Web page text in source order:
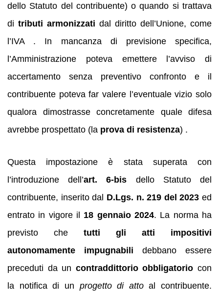
dello Statuto del contribuente) o quando si trattava
di tributi armonizzati dal diritto dell’Unione, come
l’IVA . In mancanza di previsione specifica,
l’Amministrazione poteva emettere l’avviso di
accertamento senza preventivo confronto e il
contribuente poteva far valere l’eventuale vizio solo
qualora dimostrasse concretamente quale difesa
avrebbe prospettato (la prova di resistenza) .
Questa impostazione è stata superata con
l’introduzione dell’art. 6‑bis dello Statuto del
contribuente, inserito dal D.Lgs. n. 219 del 2023 ed
entrato in vigore il 18 gennaio 2024. La norma ha
previsto che tutti gli atti impositivi
autonomamente impugnabili debbano essere
preceduti da un contraddittorio obbligatorio con
la notifica di un progetto di attoal contribuente.